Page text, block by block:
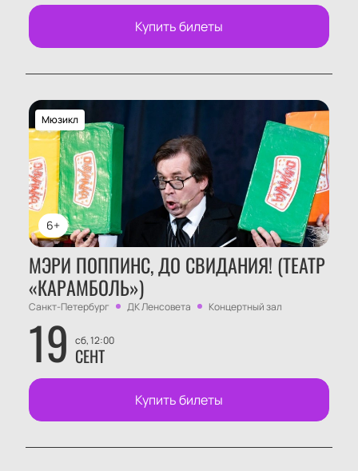
Купить билеты
6+
Мюзикл
МЭРИ ПОППИНС, ДО СВИДАНИЯ! (ТЕАТР
«КАРАМБОЛЬ»)
Санкт-Петербург ДК Ленсовета Концертный зал
19 сб, 12:00
СЕНТ
Купить билеты